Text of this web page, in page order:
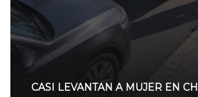
CASI LEVANTAN A MUJER EN